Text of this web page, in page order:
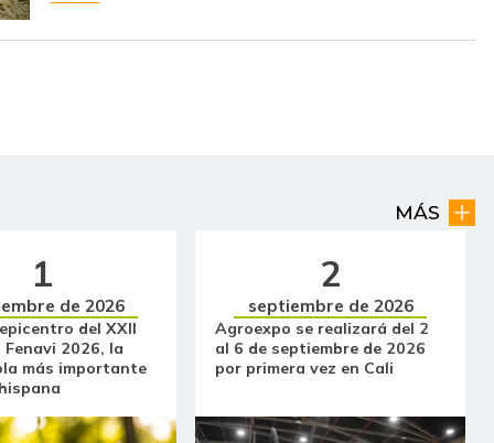
-
$ 41.250,00
$ 964,50 -
$ 4.267,00 -
MÁS
1
de 2026
del XXII
Fenavi 2026, la
más importante
2
septiembre de 2026
Agroexpo se realizará del 2
al 6 de septiembre de 2026
por primera vez en Cali